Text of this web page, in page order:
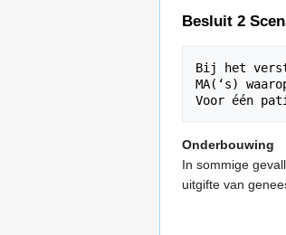
Besluit 2
Bij het
MA(‘s)
Onderbouwing
In sommige
uitgifte van